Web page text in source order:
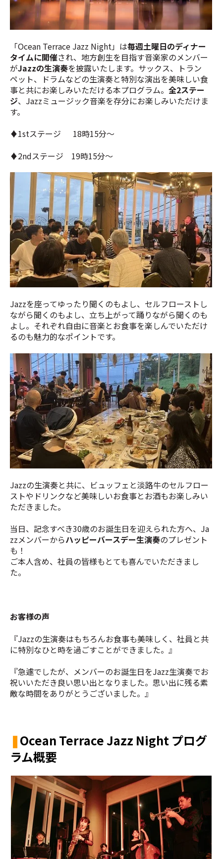
「Ocean Terrace Jazz Night」は毎週土曜日のディナー
タイムに開催され、地方創生を目指す音楽家のメンバー
がJazzの生演奏を披露いたします。サックス、トラン
ペット、ドラムなどの生演奏と特別な演出を美味しい食
事と共にお楽しみいただける本プログラム。 全2ステー
ジ、Jazzミュージック音楽を存分にお楽しみいただけま
す。
♦1stステージ 18時15分～
♦2ndステージ 19時15分～
Jazzを座ってゆったり聞くのもよし、セルフローストし
ながら聞くのもよし、立ち上がって踊りながら聞くのも
よし。それぞれ自由に音楽とお食事を楽しんでいただけ
るのも魅力的なポイントです。
Jazzの生演奏と共に、ビュッフェと淡路牛のセルフロー
ストやドリンクなど美味しいお食事とお酒もお楽しみい
ただきました。
当日、記念すべき30歳のお誕生日を迎えられた方へ、Ja
zzメンバーからハッピーバースデー生演奏のプレゼント
も！
ご本人含め、社員の皆様もとても喜んでいただきまし
た。
お客様の声
『Jazzの生演奏はもちろんお食事も美味しく、社員と共
に特別なひと時を過ごすことができました。』
『急遽でしたが、メンバーのお誕生日をJazz生演奏でお
祝いいただき良い思い出となりました。思い出に残る素
敵な時間をありがとうございました。』
❚Ocean Terrace Jazz Night プログ
ラム概要